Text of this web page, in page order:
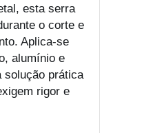
esta serra
o corte e
Aplica-se
alumínio e
solução prática
rigor e